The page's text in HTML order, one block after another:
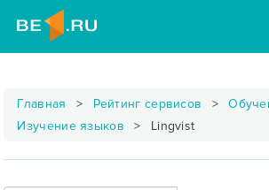
Главная Рейтинг сервисов
Изучение языков
Lingvist